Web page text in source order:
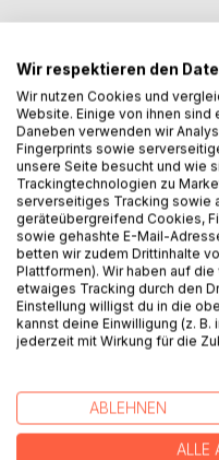
BESCHREIBUNG
Oktober 1977: Der
Neumann schmeißt hin
Lehrerlaubnis zurück. Bis
Theologischen Fakultät
deren Rektor er 1972 war.
Papst (Joseph
und einem wurde von
mehr dessen juristischer
Er war einer der
Progressiven", bis kein
Wir respektieren den
Wir nutzen Cookies und
Website. Einige von ihnen
Daneben verwenden wir
Fingerprints sowie
unsere Seite besucht und wie
Trackingtechnologien zu
serverseitiges Tracking sowie
geräteübergreifend Cookies,
sowie gehashte E-Mail-
betten wir zudem Drittinhalte
Plattformen). Wir haben auf
etwaiges Tracking durch den
Einstellung willigst du in die
kannst deine Einwilligung (z. B.
jederzeit mit Wirkung für die
ABLEHNEN
ALLE